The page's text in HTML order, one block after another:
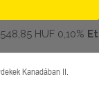
HUF0,10%
Kanadában II.